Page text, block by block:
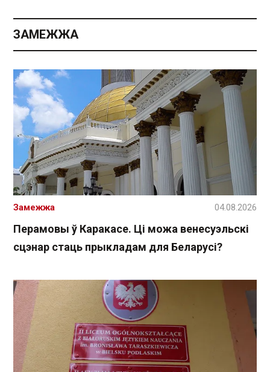
ЗАМЕЖЖА
Перамовы ў Каракасе. Ці можа венесуэльскі
сцэнар стаць прыкладам для Беларусі?
Замежжа 04.08.2026